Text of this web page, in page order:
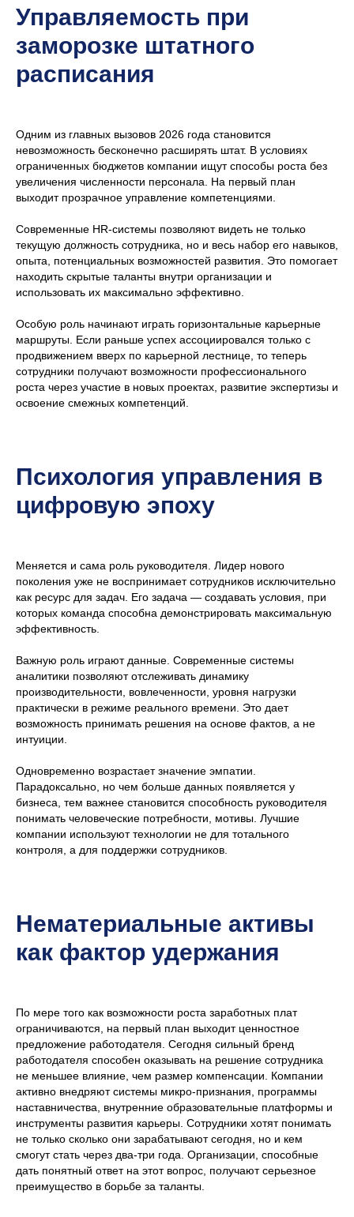
Управляемость при
заморозке штатного
расписания
Одним из главных вызовов 2026 года становится
невозможность бесконечно расширять штат. В условиях
ограниченных бюджетов компании ищут способы роста без
увеличения численности персонала. На первый план
выходит прозрачное управление компетенциями.
Современные HR-системы позволяют видеть не только
текущую должность сотрудника, но и весь набор его навыков,
опыта, потенциальных возможностей развития. Это помогает
находить скрытые таланты внутри организации и
использовать их максимально эффективно.
Особую роль начинают играть горизонтальные карьерные
маршруты. Если раньше успех ассоциировался только с
продвижением вверх по карьерной лестнице, то теперь
сотрудники получают возможности профессионального
роста через участие в новых проектах, развитие экспертизы и
освоение смежных компетенций.
Психология управления в
цифровую эпоху
Меняется и сама роль руководителя. Лидер нового
поколения уже не воспринимает сотрудников исключительно
как ресурс для задач. Его задача — создавать условия, при
которых команда способна демонстрировать максимальную
эффективность.
Важную роль играют данные. Современные системы
аналитики позволяют отслеживать динамику
производительности, вовлеченности, уровня нагрузки
практически в режиме реального времени. Это дает
возможность принимать решения на основе фактов, а не
интуиции.
Одновременно возрастает значение эмпатии.
Парадоксально, но чем больше данных появляется у
бизнеса, тем важнее становится способность руководителя
понимать человеческие потребности, мотивы. Лучшие
компании используют технологии не для тотального
контроля, а для поддержки сотрудников.
Нематериальные активы
как фактор удержания
По мере того как возможности роста заработных плат
ограничиваются, на первый план выходит ценностное
предложение работодателя. Сегодня сильный бренд
работодателя способен оказывать на решение сотрудника
не меньшее влияние, чем размер компенсации. Компании
активно внедряют системы микро-признания, программы
наставничества, внутренние образовательные платформы и
инструменты развития карьеры. Сотрудники хотят понимать
не только сколько они зарабатывают сегодня, но и кем
смогут стать через два-три года. Организации, способные
дать понятный ответ на этот вопрос, получают серьезное
преимущество в борьбе за таланты.
Изучить тему глубже